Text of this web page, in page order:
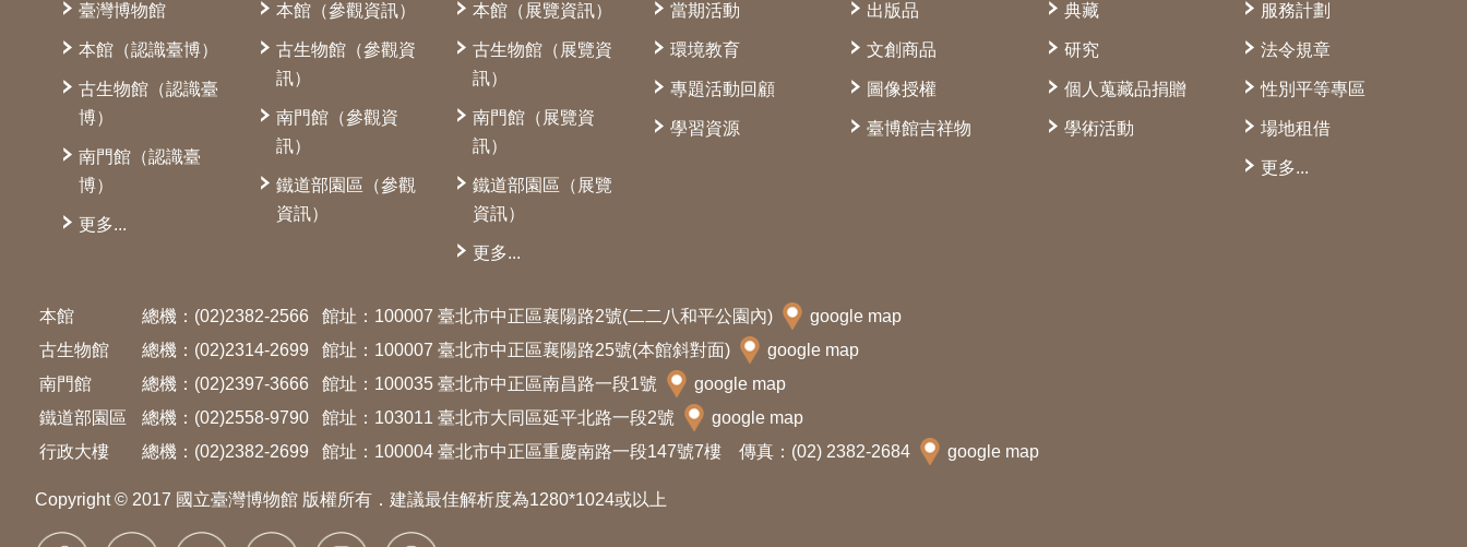
臺灣博物館
本館（認識臺博）
古生物館（認識臺
博）
南門館（認識臺
博）
更多...
本館（參觀資訊）
古生物館（參觀資
訊）
南門館（參觀資
訊）
鐵道部園區（參觀
資訊）
本館（展覽資訊）
古生物館（展覽資
訊）
南門館（展覽資
訊）
鐵道部園區（展覽
資訊）
更多...
當期活動
環境教育
專題活動回顧
學習資源
出版品
文創商品
圖像授權
臺博館吉祥物
典藏
研究
個人蒐藏品捐贈
學術活動
服務計劃
法令規章
性別平等專區
場地租借
更多...
本館 總機：(02)2382-2566 館址：100007 臺北市中正區襄陽路2號(二二八和平公園內)
google map
古生物館
總機：(02)2314-2699 館址：100007 臺北市中正區襄陽路25號(本館斜對面)
google map
南門館
總機：(02)2397-3666 館址：100035 臺北市中正區南昌路一段1號
google map
鐵道部園區
總機：(02)2558-9790 館址：103011 臺北市大同區延平北路一段2號
google map
行政大樓
總機：(02)2382-2699 館址：100004 臺北市中正區重慶南路一段147號7樓 傳真：(02) 2382-2684 google map
Copyright © 2017 國立臺灣博物館 版權所有．建議最佳解析度為1280*1024或以上